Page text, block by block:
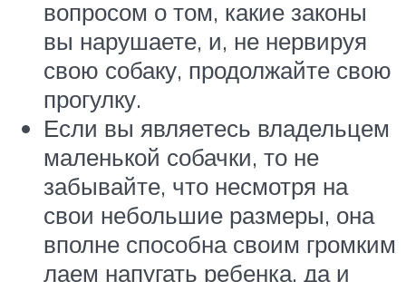
вопросом о том, какие законы
вы нарушаете, и, не нервируя
свою собаку, продолжайте свою
прогулку.
Если вы являетесь владельцем
маленькой собачки, то не
забывайте, что несмотря на
свои небольшие размеры, она
вполне способна своим громким
лаем напугать ребенка, да и